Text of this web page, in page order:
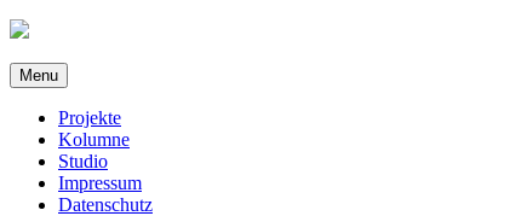
Direkt
Inhalt
Menu
Projekte
Kolumne
Studio
Impressum
Datenschutz